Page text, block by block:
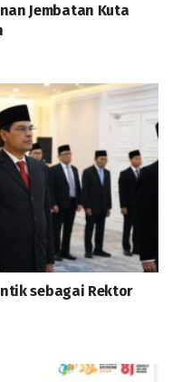
Jembatan Kuta
sebagai Rektor